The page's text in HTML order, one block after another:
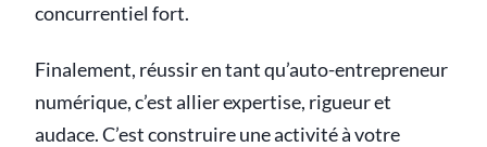
concurrentiel fort.
Finalement, réussir en tant qu’auto-entrepreneur
numérique, c’est allier expertise, rigueur et
audace. C’est construire une activité à votre